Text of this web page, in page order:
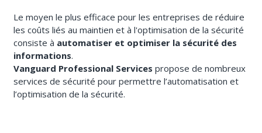
Le moyen le plus efficace pour les entreprises de réduire
les coûts liés au maintien et à l'optimisation de la sécurité
consiste à automatiser et optimiser la sécurité des
informations.
Vanguard Professional Services propose de nombreux
services de sécurité pour permettre l’automatisation et
l’optimisation de la sécurité.